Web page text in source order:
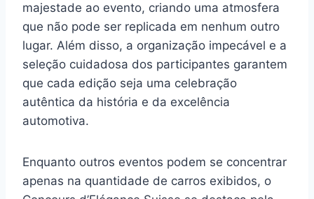
majestade ao evento, criando uma atmosfera
que não pode ser replicada em nenhum outro
lugar. Além disso, a organização impecável e a
seleção cuidadosa dos participantes garantem
que cada edição seja uma celebração
autêntica da história e da excelência
automotiva.
Enquanto outros eventos podem se concentrar
apenas na quantidade de carros exibidos, o